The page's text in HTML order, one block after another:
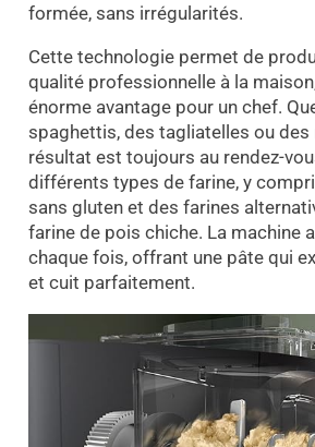
formée, sans irrégularités.
Cette technologie permet de
qualité professionnelle à la
énorme avantage pour un chef.
spaghettis, des tagliatelles ou des
résultat est toujours au rendez-
différents types de farine, y
sans gluten et des farines
farine de pois chiche. La machine
chaque fois, offrant une pâte qui
et cuit parfaitement.